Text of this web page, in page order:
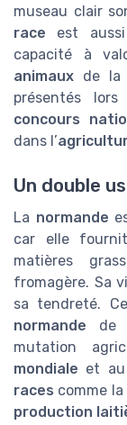
museau clair
race est
capacité à
animaux de la
présentés
concours
dans l’
Un double
La normande
car elle
matières
fromagère. Sa
sa tendreté.
normande de
mutation
mondiale et au
races comme la
production